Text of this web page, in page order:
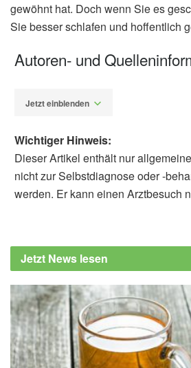
gewöhnt hat. Doch wenn Sie es
Sie besser schlafen und hoffentlich
Autoren- und
Jetzt einblenden
Heart?, (Abruf:
National Institutes of
artificial light at night
gain in women, (Abruf:
Institutes of Health
Yong-Moon Mark Park,
Chandra L. Jackson, et
Wichtiger Hinweis:
Dieser Artikel enthält nur
nicht zur Selbstdiagnose oder -
werden. Er kann einen Arztbesuch
Jetzt News lesen